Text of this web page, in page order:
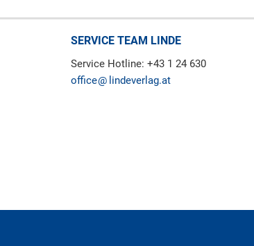
SERVICE TEAM LINDE
Service Hotline: +43 1 24 630
office
lindeverlag.at